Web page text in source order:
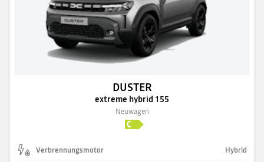
DUSTER
extreme hybrid 155
Neuwagen
Verbrennungsmotor Hybrid